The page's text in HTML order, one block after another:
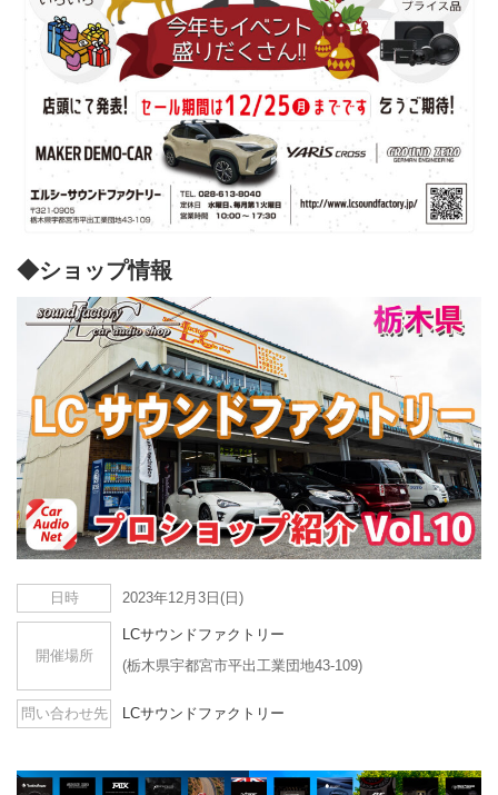
◆ショップ情報
日時 2023年12月3日(日)
開催場所
LCサウンドファクトリー
(栃木県宇都宮市平出工業団地43-109)
問い合わせ先 LCサウンドファクトリー